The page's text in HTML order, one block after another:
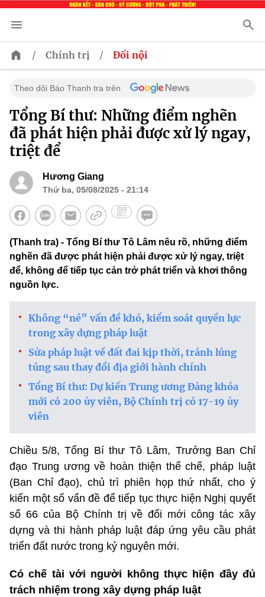
/ Chính trị / Đối nội
Theo dõi Báo Thanh tra trên
Tổng Bí thư: Những điểm nghẽn
đã phát hiện phải được xử lý ngay,
triệt để
Hương Giang
Thứ ba, 05/08/2025 - 21:14
(Thanh tra) - Tổng Bí thư Tô Lâm nêu rõ, những điểm
nghẽn đã được phát hiện phải được xử lý ngay, triệt
để, không để tiếp tục cản trở phát triển và khơi thông
nguồn lực.
Không “né” vấn đề khó, kiểm soát quyền lực
trong xây dựng pháp luật
Sửa pháp luật về đất đai kịp thời, tránh lúng
túng sau thay đổi địa giới hành chính
Tổng Bí thư: Dự kiến Trung ương Đảng khóa
mới có 200 ủy viên, Bộ Chính trị có 17-19 ủy
viên
Chiều 5/8, Tổng Bí thư Tô Lâm, Trưởng Ban Chỉ
đạo Trung ương về hoàn thiện thể chế, pháp luật
(Ban Chỉ đạo), chủ trì phiên họp thứ nhất, cho ý
kiến một số vấn đề để tiếp tục thực hiện Nghị quyết
số 66 của Bộ Chính trị về đổi mới công tác xây
dựng và thi hành pháp luật đáp ứng yêu cầu phát
triển đất nước trong kỷ nguyên mới.
Có chế tài với người không thực hiện đầy đủ
trách nhiệm trong xây dựng pháp luật